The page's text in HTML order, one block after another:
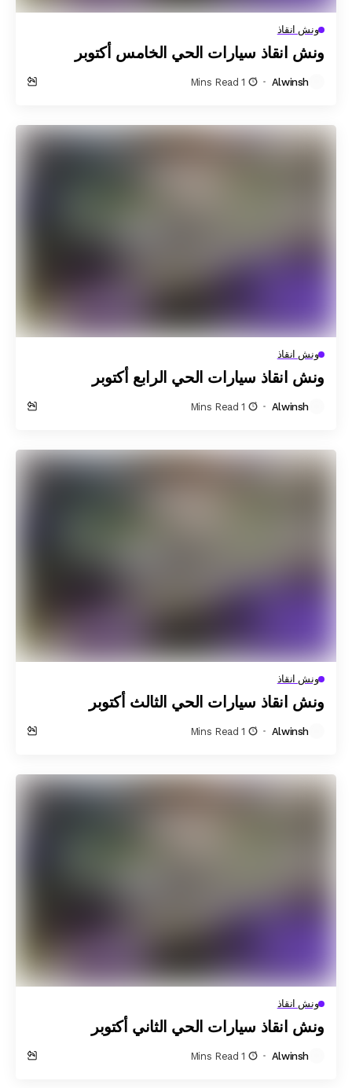
ونش انقاذ
ونش انقاذ سيارات الحي الخامس أكتوبر
Alwinsh
1 Mins Read
ونش انقاذ
ونش انقاذ سيارات الحي الرابع أكتوبر
Alwinsh
1 Mins Read
ونش انقاذ
ونش انقاذ سيارات الحي الثالث أكتوبر
Alwinsh
1 Mins Read
ونش انقاذ
ونش انقاذ سيارات الحي الثاني أكتوبر
Alwinsh
1 Mins Read